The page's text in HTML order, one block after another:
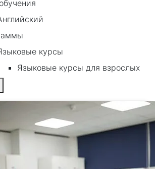
курсы
Языковые курсы для взрослых